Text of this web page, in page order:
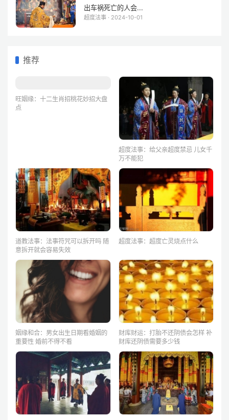
出车祸死亡的人会...
超度法事 · 2024-10-01
推荐
旺姻缘：十二生肖招桃花妙招大盘
点
超度法事：给父亲超度禁忌 儿女千
万不能犯
道教法事：法事符咒可以拆开吗 随
意拆开就会容易失效
超度法事：超度亡灵烧点什么
姻缘和合：男女出生日期看婚姻的
重要性 婚前不得不看
财库财运：打胎不还阴债会怎样 补
财库还阴债需要多少钱